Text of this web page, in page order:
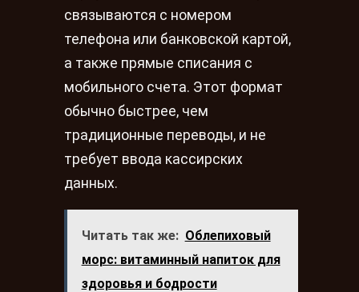
связываются с номером
телефона или банковской картой,
а также прямые списания с
мобильного счета. Этот формат
обычно быстрее, чем
традиционные переводы, и не
требует ввода кассирских
данных.
Читать так же: Облепиховый
морс: витаминный напиток для
здоровья и бодрости